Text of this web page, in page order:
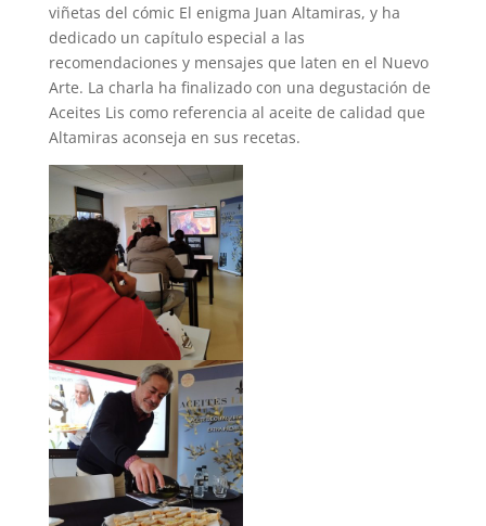
viñetas del cómic El enigma Juan Altamiras, y ha
dedicado un capítulo especial a las
recomendaciones y mensajes que laten en el Nuevo
Arte. La charla ha finalizado con una degustación de
Aceites Lis como referencia al aceite de calidad que
Altamiras aconseja en sus recetas.